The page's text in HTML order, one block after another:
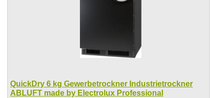
QuickDry 6 kg Gewerbetrockner Industrietrockner
ABLUFT made by Electrolux Professional